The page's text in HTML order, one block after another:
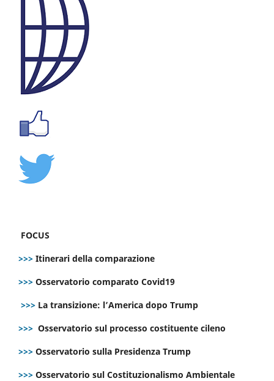
FOCUS
>>> Itinerari della comparazione
>>> Osservatorio comparato Covid19
>>> La transizione: l’America dopo Trump
>>> Osservatorio sul processo costituente cileno
>>> Osservatorio sulla Presidenza Trump
>>> Osservatorio sul Costituzionalismo Ambientale